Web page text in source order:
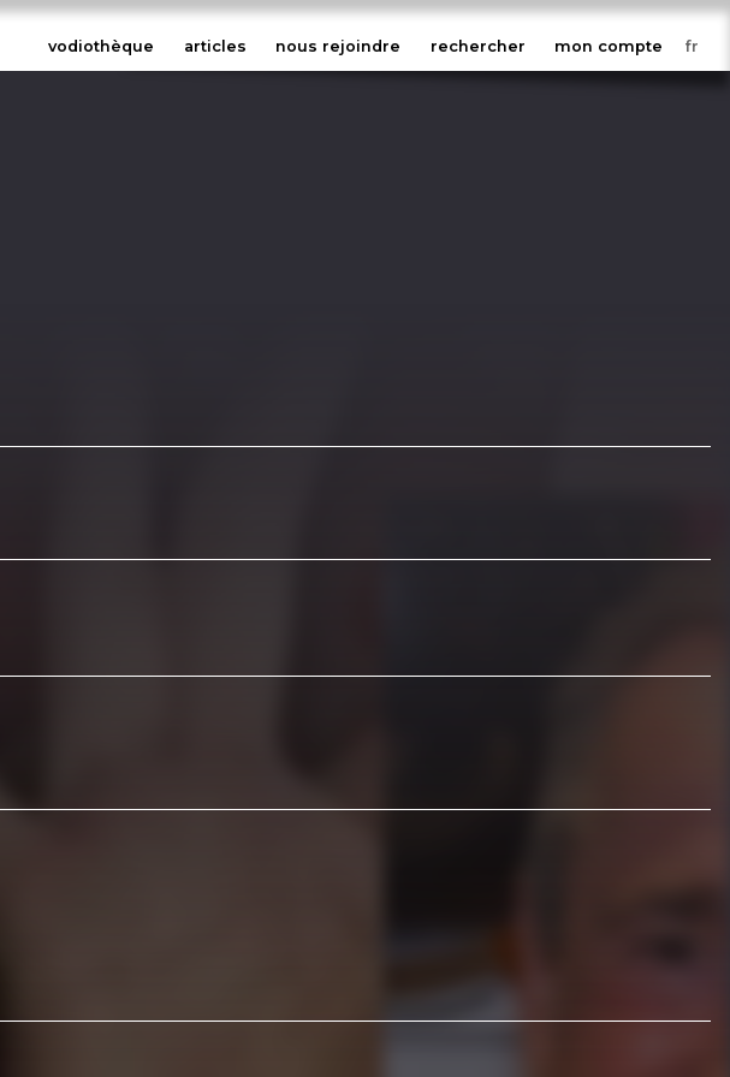
vodiothèque articles nous rejoindre rechercher mon compte